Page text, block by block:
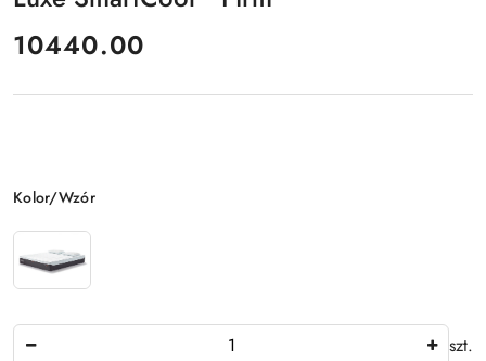
cena:
10440.00
Wariant
Kolor/Wzór
szt.